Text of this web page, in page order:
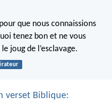
que nous connaissions
tenez bon et ne vous
joug de l’esclavage.
verset Biblique: